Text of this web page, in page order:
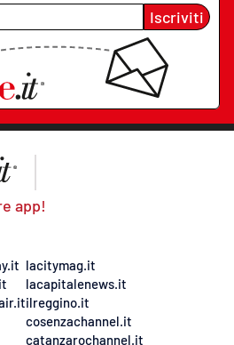
Iscriviti
app!
lacitymag.it
lacapitalenews.it
ilreggino.it
cosenzachannel.it
catanzarochannel.it